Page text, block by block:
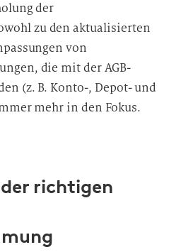
der
zu den aktualisierten
von
die mit der AGB-
(z. B. Konto-, Depot- und
mehr in den Fokus.
richtigen